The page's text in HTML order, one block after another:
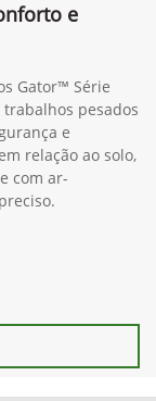
e
Gator™ Série
pesados
e
relação ao solo,
com ar-